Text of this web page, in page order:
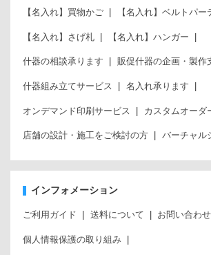
【名入れ】買物かご 【名入れ】ベルトパー
【名入れ】さげ札 【名入れ】ハンガー
什器の相談承ります 販促什器の企画・製作
什器組み立てサービス 名入れ承ります
オンデマンド印刷サービス カスタムオーダ
店舗の設計・施工をご検討の方 バーチャル
インフォメーション
ご利用ガイド 送料について お問い合わせ
個人情報保護の取り組み